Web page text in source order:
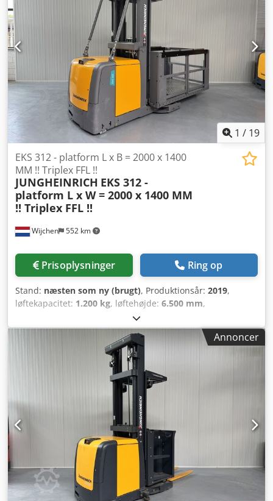
Kabinebredde: 1200 mm Årgang: 2020 Chsdpfx Aozq Ug
Djg Toa Timer: 1306 timer Kapacitet: 24 V / 620 Ah
Ekstraudstyr: 2 x Blue Spot Fuldstændig som ny!!
1 / 19
Wijchen 552 km
EKS 312 - platform L x B = 2000 x 1400
MM !! Triplex FFL !!
JUNGHEINRICH EKS 312 -
platform L x W = 2000 x 1400 MM
!! Triplex FFL !!
Prisoplysninger Ring op
Stand: næsten som ny (brugt), Produktionsår: 2019,
løftekapacitet: 1.200 kg, løftehøjde: 6.500 mm,
, driftstimer:
brændstoftype:elektrisk, mastetype:triplex, Fabrikant +
model: JUNGHEINRICH EKS 312 Cjdpozq Ud Aefx Ag Toha
Mast: P + F - 3F6500 ID: 25116.5772 Kategori: Brugt Mast:
3F Lavest højde: 3000 mm Løftehøjde: 6500 mm Kapacitet:
1200 kg / 600 kg Platformshøjde: 6500 mm Plukkehøjde:
8100 mm Kabinebredde: 1400 mm Årgang: 2019 Timer:
1874 timer Kapacitet: 48 V / 620 Ah Optioner: - Triplex mast
- FFL - SPECIEL platform!!!! (L x B = 2000 x 1400 mm!!) -
Styrehjul på sikkerhedslåger – komplet SOM NY!!
Annoncer